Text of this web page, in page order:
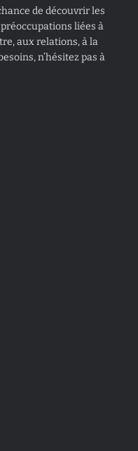
de découvrir les
liées à
aux relations, à la
n’hésitez pas à